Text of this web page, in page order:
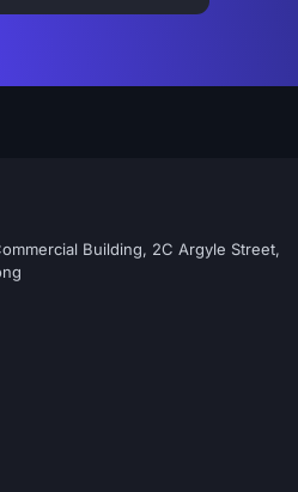
Building, 2C Argyle Street,